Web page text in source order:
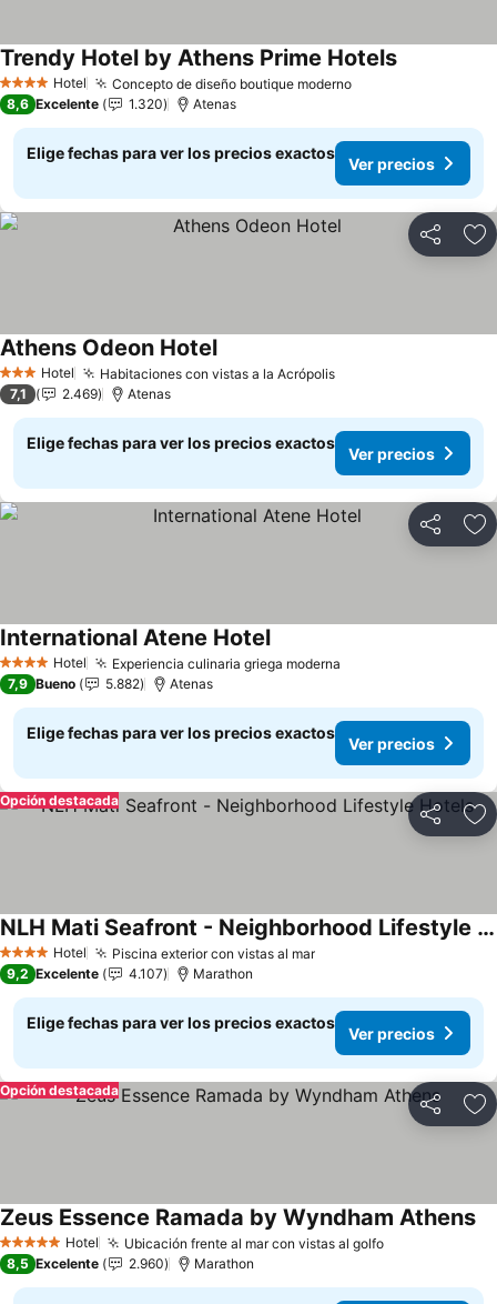
4 EstrellasHotel Concepto de diseño boutique modernoVer precios
Trendy Hotel by Athens Prime HotelsVer precios
8,6 Excelente 1.320 Atenas
Elige fechas para ver los precios exactos
Ver precios
Compartir
3 Estrellas
Hotel Habitaciones con vistas a la AcrópolisVer precios
Athens Odeon HotelVer precios
7,1 2.469 Atenas
Elige fechas para ver los precios exactos
Ver precios
Compartir
4 EstrellasHotel Experiencia culinaria griega moderna
International Atene HotelVer precios
7,9 Bueno 5.882 Atenas
Elige fechas para ver los precios exactos
Ver precios
Compartir
Opción destacada
4 EstrellasHotel Piscina exterior con vistas al marVer precios
NLH Mati Seafront - Neighborhood Lifestyle Hotels
Ver precios
9,2 Excelente 4.107 Marathon
Elige fechas para ver los precios exactos
Ver precios
Compartir
Opción destacada
5 Estrellas Hotel Ubicación frente al mar con vistas al golfoVer precios
Zeus Essence Ramada by Wyndham Athens
8,5 Excelente 2.960 Marathon